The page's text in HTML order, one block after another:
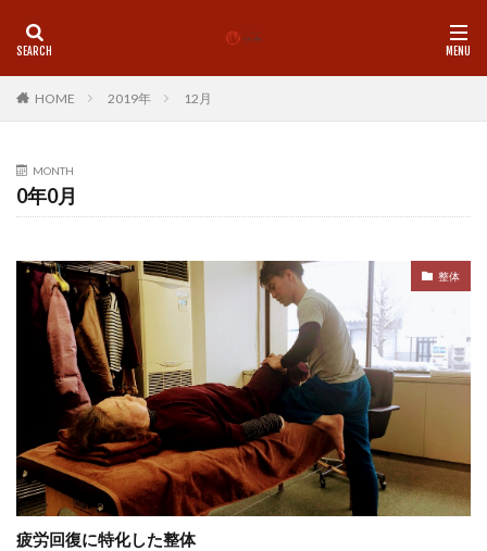
HOME 2019年 12月
MONTH
0年0月
整体
疲労回復に特化した整体
カテゴリー
タグ
LINE
新月
歩く 気功
痛み
基礎トレ
盛岡 脳と腸
腰痛
腸内環境
自律神経
足首
身体の使い方
身体を変える 運動
青森市
食
姿勢 地に足つける
ペアセッション
Pilates
Studio水木
お年玉企画
お香 クラニオ
グループレッスン
スケジュール
スタジオ
ダイエット
デトックス
ピラティス